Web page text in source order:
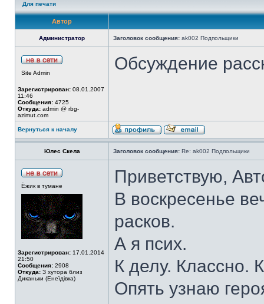
Для печати
Автор
Администратор Заголовок сообщения: ak002 Подпольщики
Site Admin
Зарегистрирован: 08.01.2007
11:46
Сообщения: 4725
Откуда: admin @ rbg-
azimut.com
Обсуждение
Вернуться к началу
Юлес Скела Заголовок сообщения: Re: ak002 Подпольщики
Ёжик в тумане
Зарегистрирован: 17.01.2014
21:50
Сообщения: 2908
Откуда: З хутора близ
Диканьки (Енеїдівка)
Приветствую,
В воскресенье
расков.
А я псих.
К делу. Классно.
Опять узнаю